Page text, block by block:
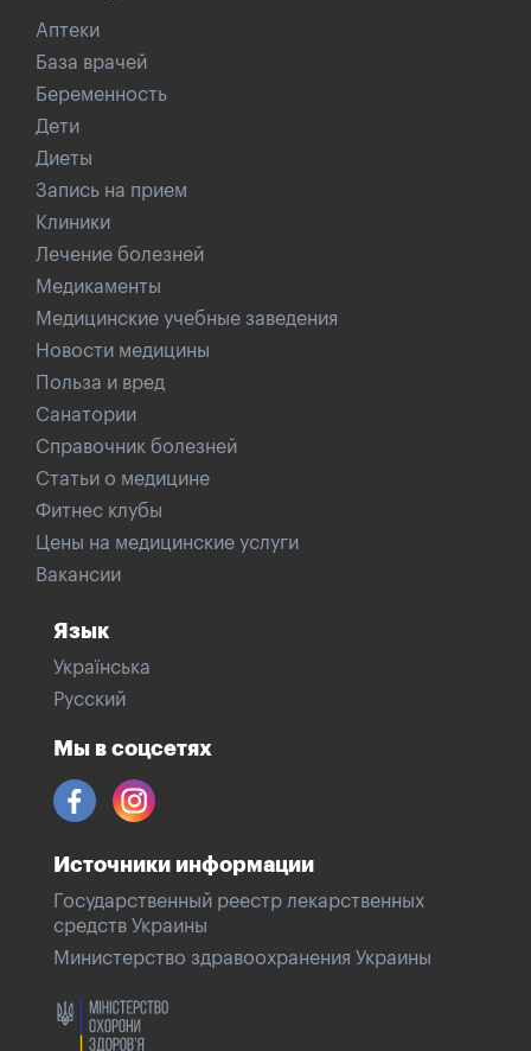
Аптеки
База врачей
Беременность
Дети
Диеты
Запись на прием
Клиники
Лечение болезней
Медикаменты
Медицинские учебные заведения
Новости медицины
Польза и вред
Санатории
Справочник болезней
Статьи о медицине
Фитнес клубы
Цены на медицинские услуги
Вакансии
Язык
Українська
Русский
Мы в соцсетях
Источники информации
Государственный реестр лекарственных
средств Украины
Министерство здравоохранения Украины